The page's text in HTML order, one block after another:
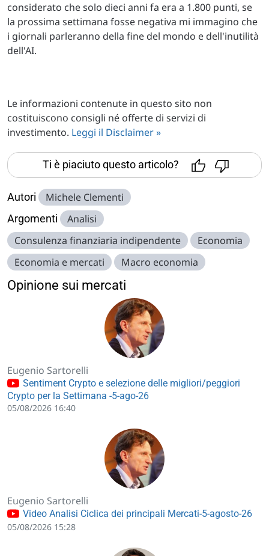
considerato che solo dieci anni fa era a 1.800 punti, se
la prossima settimana fosse negativa mi immagino che
i giornali parleranno della fine del mondo e dell'inutilità
dell'AI.
Le informazioni contenute in questo sito non
costituiscono consigli né offerte di servizi di
investimento. Leggi il Disclaimer »
Ti è piaciuto questo articolo?
Autori Michele Clementi
Argomenti
Analisi
Consulenza finanziaria indipendente
Economia
Economia e mercati
Macro economia
Opinione sui mercati
Eugenio Sartorelli
Sentiment Crypto e selezione delle migliori/peggiori
Crypto per la Settimana -5-ago-26
05/08/2026 16:40
Eugenio Sartorelli
Video Analisi Ciclica dei principali Mercati-5-agosto-26
05/08/2026 15:28